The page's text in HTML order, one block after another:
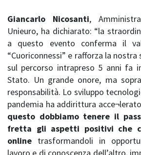
Giancarlo Nicosanti,
Unieuro, ha dichiarato: “la
a questo evento conferma il
“Cuoriconnessi” e rafforza la
sul percorso intrapreso 5 anni fa
Stato. Un grande onore, ma
responsabilità. Lo sviluppo
pandemia ha addirittura
questo dobbiamo tenere il
fretta gli aspetti positivi che
online trasformandoli in